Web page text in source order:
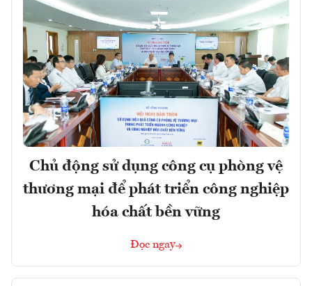
Chủ động sử dụng công cụ phòng vệ
thương mại để phát triển công nghiệp
hóa chất bền vững
Đọc ngay